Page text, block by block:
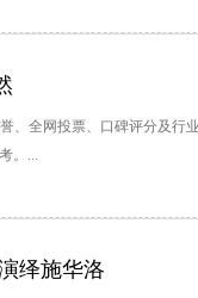
、全网投票、口碑评分及
。...
绎施华洛